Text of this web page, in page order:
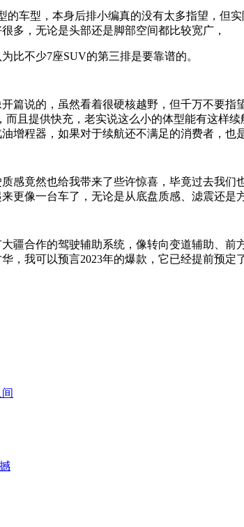
的车型，本身后排小编真的没有太多指望，但
多，无论是头部还是脚部空间都比较宽广，
比不少7座SUV的第三排是要靠谱的。
篇说的，虽然看着很硬核越野，但千万不要
而且提供快充，老实说这么小的体型能有这
增程器，如果对于续航还不满足的消费者，也
感竟然也给我带来了些许惊喜，毕竟过去我
更像一台车了，无论是从底盘质感、滤震还是
疆合作的驾驶辅助系统，像转向变道辅助、
，我可以预言2023年的爆款，它已经提前预定